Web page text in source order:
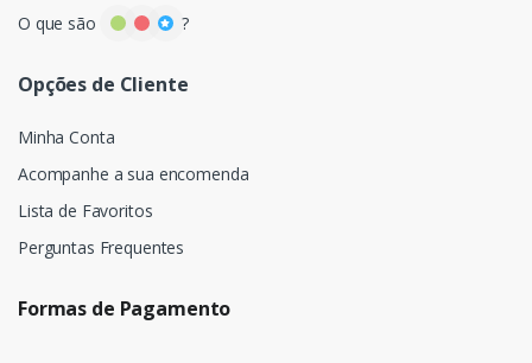
O que são
?
Opções de Cliente
Minha Conta
Acompanhe a sua encomenda
Lista de Favoritos
Perguntas Frequentes
Formas de Pagamento